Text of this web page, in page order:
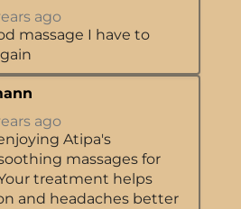
ago
massage I have to
ago
Atipa's
massages for
treatment helps
and headaches better